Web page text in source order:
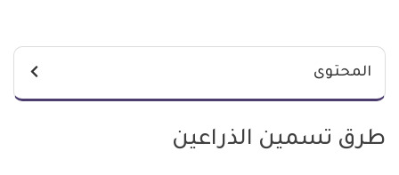
المحتوى
طرق تسمين الذراعين